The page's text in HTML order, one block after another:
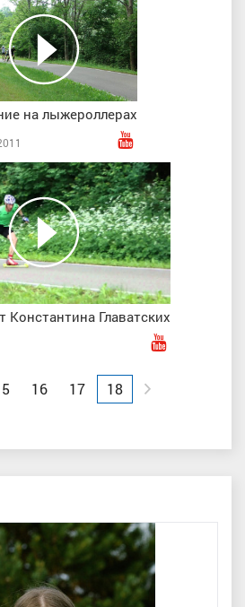
на лыжероллерах
Константина Главатских
16 17 18